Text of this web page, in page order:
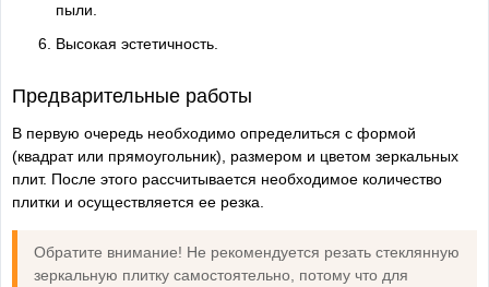
пыли.
Высокая эстетичность.
Предварительные работы
В первую очередь необходимо определиться с формой
(квадрат или прямоугольник), размером и цветом зеркальных
плит. После этого рассчитывается необходимое количество
плитки и осуществляется ее резка.
Обратите внимание! Не рекомендуется резать стеклянную
зеркальную плитку самостоятельно, потому что для